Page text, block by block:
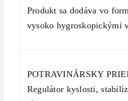
Produkt sa dodáva vo
vysoko hygroskopickými
POTRAVINÁRSKY
Regulátor kyslosti,